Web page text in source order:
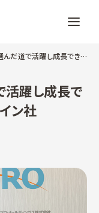
エンジニアが自ら選んだ道で活躍し成長できる会社｜ テクノプロ・デザイン社
活躍し成長で
ン社